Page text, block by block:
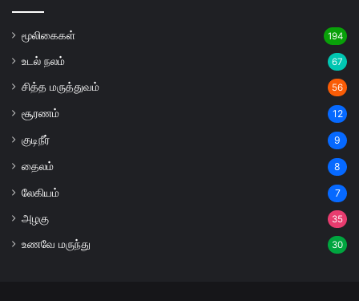
மூலிகைகள் 194
உடல் நலம் 67
சித்த மருத்துவம் 56
சூரணம் 12
குடிநீர் 9
தைலம் 8
லேகியம் 7
அழகு 35
உணவே மருந்து 30